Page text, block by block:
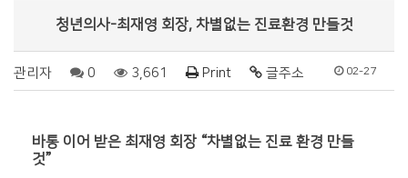
청년의사-최재영 회장, 차별없는 진료환경 만들것
관리자 0 3,661 Print 글주소 02-27
바통 이어 받은 최재영 회장 “차별없는 진료 환경 만들
것”